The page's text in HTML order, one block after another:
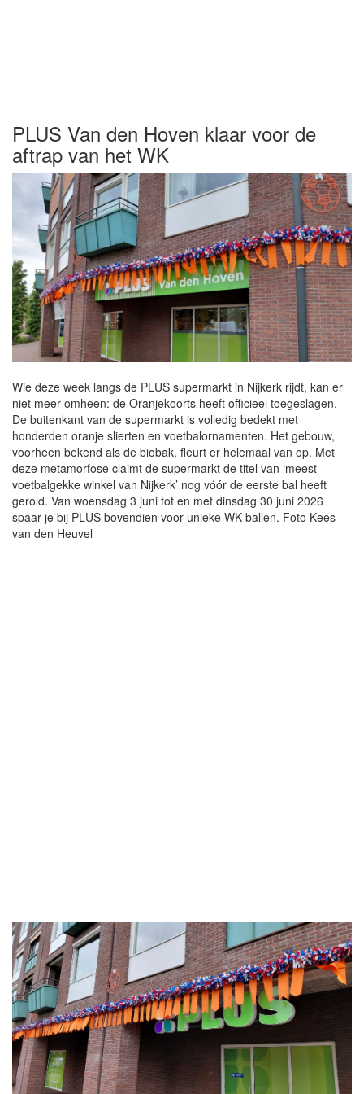
PLUS Van den Hoven klaar voor de
aftrap van het WK
Wie deze week langs de PLUS supermarkt in Nijkerk rijdt, kan er
niet meer omheen: de Oranjekoorts heeft officieel toegeslagen.
De buitenkant van de supermarkt is volledig bedekt met
honderden oranje slierten en voetbalornamenten. Het gebouw,
voorheen bekend als de biobak, fleurt er helemaal van op. Met
deze metamorfose claimt de supermarkt de titel van ‘meest
voetbalgekke winkel van Nijkerk’ nog vóór de eerste bal heeft
gerold. Van woensdag 3 juni tot en met dinsdag 30 juni 2026
spaar je bij PLUS bovendien voor unieke WK ballen. Foto Kees
van den Heuvel